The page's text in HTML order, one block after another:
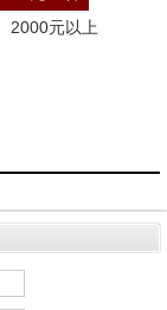
2000元以上